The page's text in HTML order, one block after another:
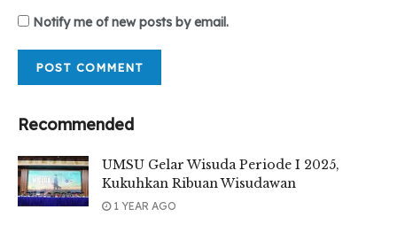
Notify me of new posts by email.
Recommended
UMSU Gelar Wisuda Periode I 2025,
Kukuhkan Ribuan Wisudawan
1 YEAR AGO